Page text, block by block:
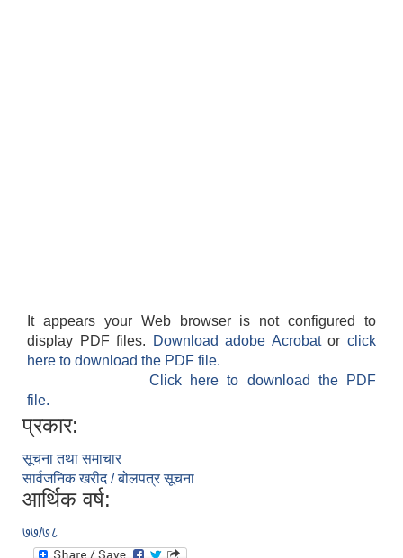
It appears your Web browser is not configured to
display PDF files.
Download adobe Acrobatorclick
here to download the PDF file.
Click here to download the PDF
file.
प्रकार:
सूचना तथा समाचार
सार्वजनिक खरीद / बोलपत्र सूचना
आर्थिक वर्ष:
७७/७८